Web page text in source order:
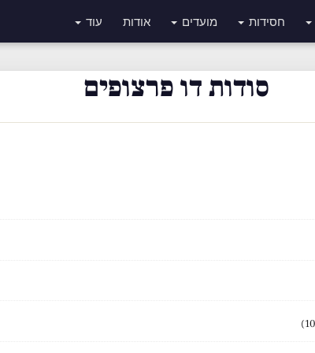
חסידות מועדים אודות עוד
סודות דו פרצופים